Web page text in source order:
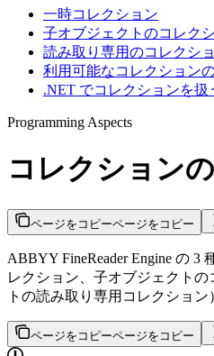
一時コレクション
子オブジェクトのコレク
読み取り専用のコレクシ
利用可能なコレクション
.NET でコレクションを扱
Programming Aspects
コレクション
ページをコピーページをコピー
ABBYY FineReader Engine の 3
レクション、子オブジェクト
トの読み取り専用コレクション
ページをコピーページをコピー